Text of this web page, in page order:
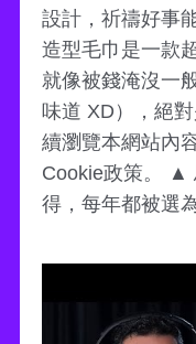
設計，祈禱好事
造型毛巾是一款
就像被錢淹沒一
味道 XD），絕
續瀏覽本網站內
Cookie政策。 ▲
得，每年都被選